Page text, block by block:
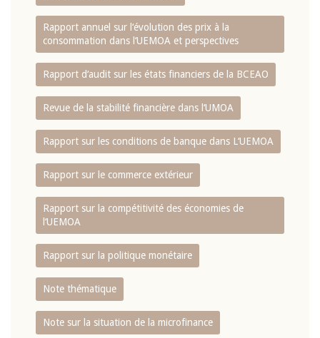
Rapport annuel sur l‘évolution des prix à la
consommation dans l‘UEMOA et perspectives
Rapport d‘audit sur les états financiers de la BCEAO
Revue de la stabilité financière dans l‘UMOA
Rapport sur les conditions de banque dans L‘UEMOA
Rapport sur le commerce extérieur
Rapport sur la compétitivité des économies de
l‘UEMOA
Rapport sur la politique monétaire
Note thématique
Note sur la situation de la microfinance